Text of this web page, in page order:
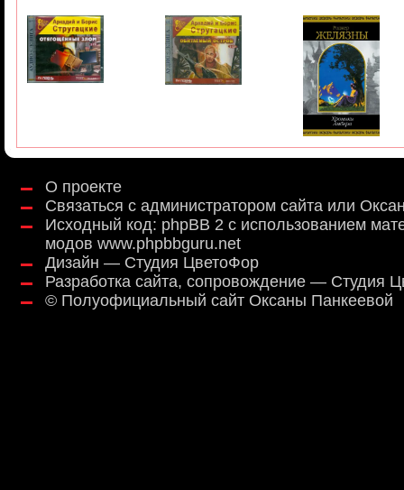
О проекте
Связаться с администратором сайта или
Исходный код: phpBB 2 с использованием
модов www.phpbbguru.net
Дизайн — Студия ЦветоФор
Разработка сайта, сопровождение — Студия
© Полуофициальный сайт Оксаны Панкеевой